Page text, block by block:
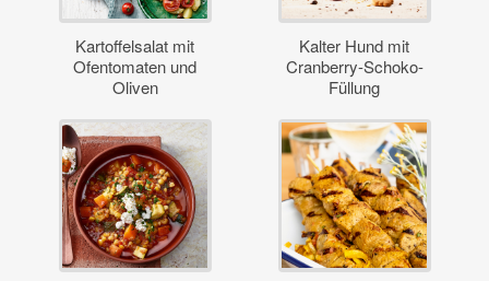
Kartoffelsalat mit
Ofentomaten und
Oliven
Kalter Hund mit
Cranberry-Schoko-
Füllung